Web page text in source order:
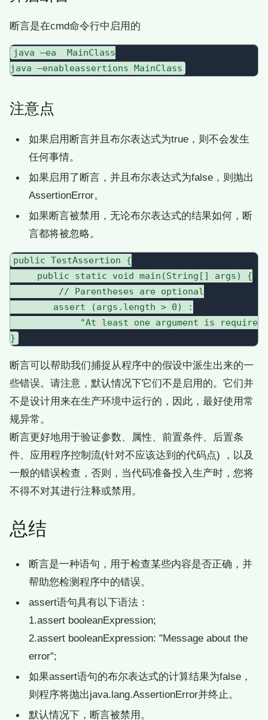
断言是在cmd命令行中启用的
java –ea  MainClass
注意点
如果启用断言并且布尔表达式为true，则不会发生
任何事情。
如果启用了断言，并且布尔表达式为false，则抛出
AssertionError。
如果断言被禁用，无论布尔表达式的结果如何，断
言都将被忽略。
public TestAssertion {
     public static void main(String[] args) {
         // Parentheses are optional
        assert (args.length > 0) :
"At least one argument is
断言可以帮助我们捕捉从程序中的假设中派生出来的一
些错误。请注意，默认情况下它们不是启用的。它们并
不是设计用来在生产环境中运行的，因此，最好使用常
规异常。
断言更好地用于验证参数、属性、前置条件、后置条
件、应用程序控制流(针对不应该达到的代码点) ，以及
一般的错误检查，否则，当代码准备投入生产时，您将
不得不对其进行注释或禁用。
总结
断言是一种语句，用于检查某些内容是否正确，并
帮助您检测程序中的错误。
assert语句具有以下语法：
1.assert booleanExpression;
2.assert booleanExpression: "Message about the
error";
如果assert语句的布尔表达式的计算结果为false，
则程序将抛出java.lang.AssertionError并终止。
默认情况下，断言被禁用。